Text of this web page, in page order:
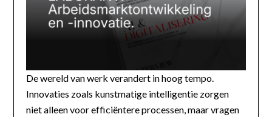
De wereld van werk verandert in hoog tempo.
Innovaties zoals kunstmatige intelligentie zorgen
niet alleen voor efficiëntere processen, maar vragen